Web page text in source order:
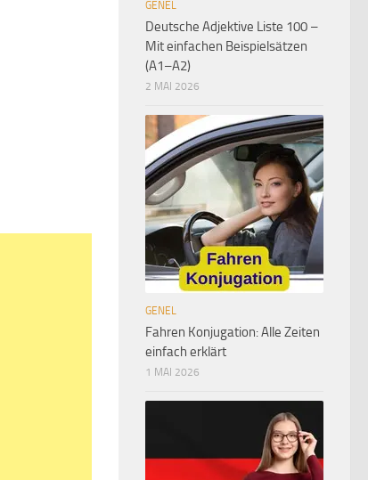
GENEL
Deutsche Adjektive Liste 100 –
Mit einfachen Beispielsätzen
(A1–A2)
2 MAI 2026
GENEL
Fahren Konjugation: Alle Zeiten
einfach erklärt
1 MAI 2026